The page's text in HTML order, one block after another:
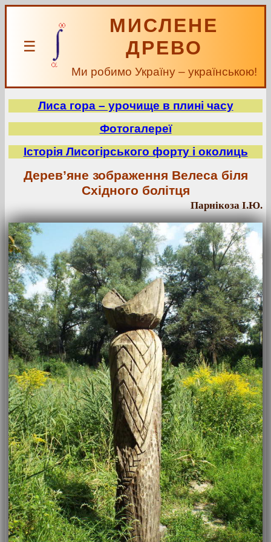
☰
МИСЛЕНЕ
ДРЕВО
Ми робимо Україну – українською!
Лиса гора – урочище в плині часу
Фотогалереї
Історія Лисогірського форту і околиць
Дерев’яне зображення Велеса біля
Східного болітця
Парнікоза І.Ю.